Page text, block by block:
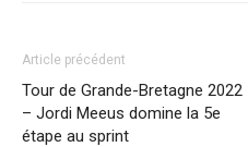
Article précédent
Tour de Grande-Bretagne 2022
– Jordi Meeus domine la 5e
étape au sprint